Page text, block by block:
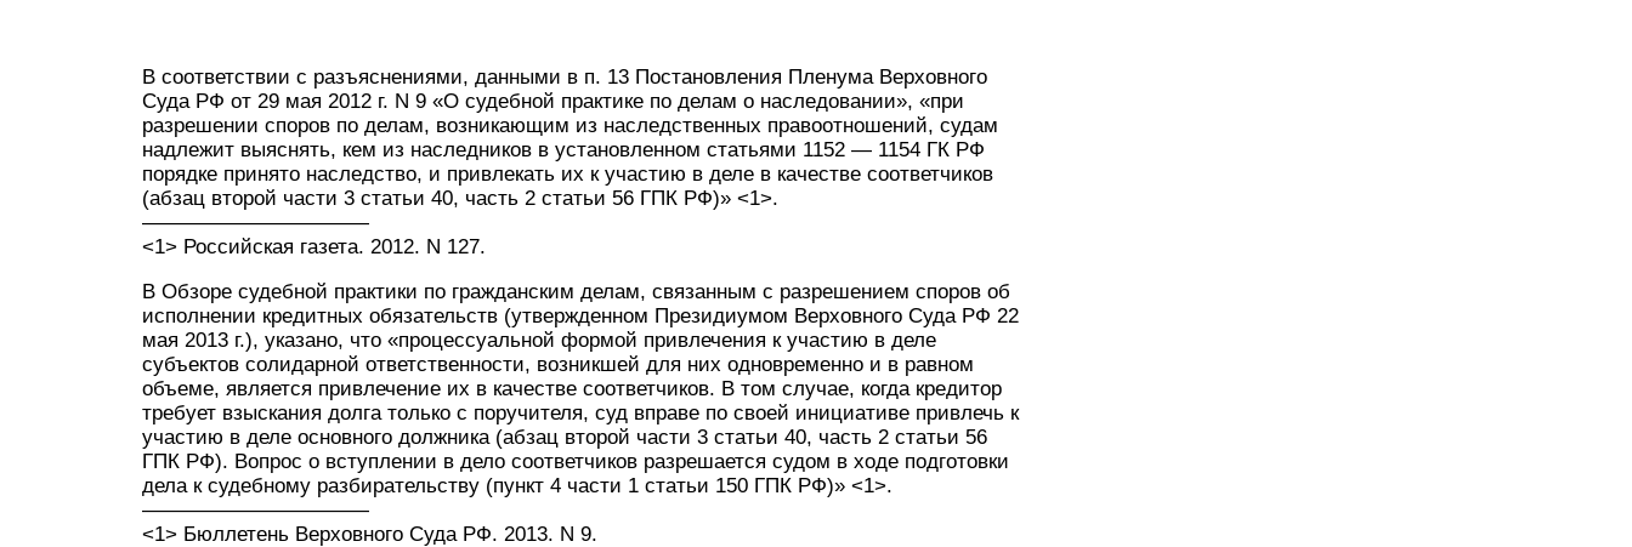
В соответствии с разъяснениями, данными в п. 13 Постановления Пленума Верховного
Суда РФ от 29 мая 2012 г. N 9 «О судебной практике по делам о наследовании», «при
разрешении споров по делам, возникающим из наследственных правоотношений, судам
надлежит выяснять, кем из наследников в установленном статьями 1152 — 1154 ГК РФ
порядке принято наследство, и привлекать их к участию в деле в качестве соответчиков
(абзац второй части 3 статьи 40, часть 2 статьи 56 ГПК РФ)» <1>.
———————————
<1> Российская газета. 2012. N 127.
В Обзоре судебной практики по гражданским делам, связанным с разрешением споров об
исполнении кредитных обязательств (утвержденном Президиумом Верховного Суда РФ 22
мая 2013 г.), указано, что «процессуальной формой привлечения к участию в деле
субъектов солидарной ответственности, возникшей для них одновременно и в равном
объеме, является привлечение их в качестве соответчиков. В том случае, когда кредитор
требует взыскания долга только с поручителя, суд вправе по своей инициативе привлечь к
участию в деле основного должника (абзац второй части 3 статьи 40, часть 2 статьи 56
ГПК РФ). Вопрос о вступлении в дело соответчиков разрешается судом в ходе подготовки
дела к судебному разбирательству (пункт 4 части 1 статьи 150 ГПК РФ)» <1>.
———————————
<1> Бюллетень Верховного Суда РФ. 2013. N 9.